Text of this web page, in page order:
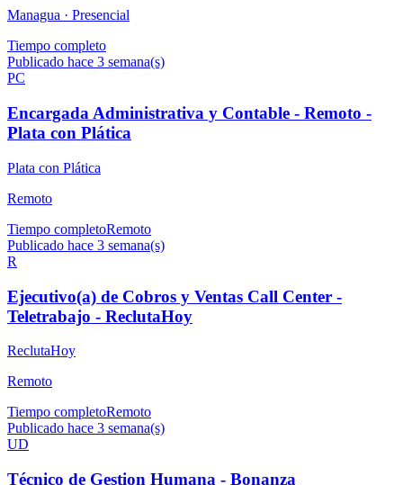
Managua · Presencial
Tiempo completo
Publicado hace 3 semana(s)
PC
Encargada Administrativa y Contable - Remoto -
Plata con Plática
Plata con Plática
Remoto
Tiempo completoRemoto
Publicado hace 3 semana(s)
R
Ejecutivo(a) de Cobros y Ventas Call Center -
Teletrabajo - ReclutaHoy
ReclutaHoy
Remoto
Tiempo completoRemoto
Publicado hace 3 semana(s)
UD
Técnico de Gestion Humana - Bonanza